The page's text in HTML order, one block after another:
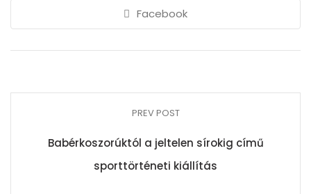
Facebook
PREV POST
Babérkoszorúktól a jeltelen sírokig című
sporttörténeti kiállítás